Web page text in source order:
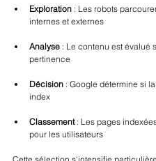
Exploration : Les robots
internes et externes
Analyse : Le contenu est évalué
pertinence
Décision : Google détermine si
index
Classement : Les pages
pour les utilisateurs
Cette sélection s'intensifie